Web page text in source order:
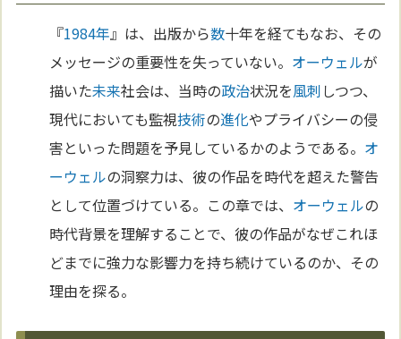
『1984年』は、出版から数十年を経てもなお、その
メッセージの重要性を失っていない。 オーウェルが
描いた未来社会は、当時の政治状況を風刺しつつ、
現代においても監視技術の進化やプライバシーの侵
害といった問題を予見しているかのようである。 オ
ーウェルの洞察力は、彼の作品を時代を超えた警告
として位置づけている。この章では、 オーウェルの
時代背景を理解することで、彼の作品がなぜこれほ
どまでに強力な影響力を持ち続けているのか、その
理由を探る。